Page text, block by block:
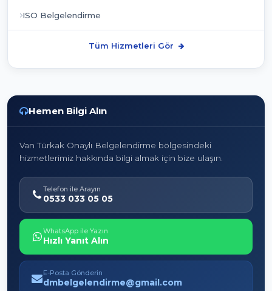
ISO Belgelendirme
Tüm Hizmetleri Gör
Hemen Bilgi Alın
Van Türkak Onaylı Belgelendirme bölgesindeki
hizmetlerimiz hakkında bilgi almak için bize ulaşın.
Telefon ile Arayın
0533 033 05 05
WhatsApp ile Yazın
Hızlı Yanıt Alın
E-Posta Gönderin
dmbelgelendirme@gmail.com